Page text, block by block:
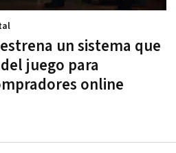
un sistema que
juego para
online